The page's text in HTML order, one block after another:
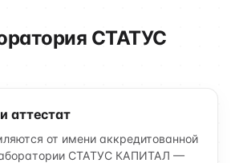
СТАТУС
аттестат
от имени аккредитованной
СТАТУС КАПИТАЛ —